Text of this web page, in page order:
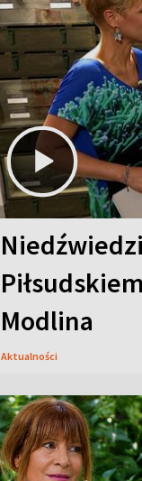
Modlina
Aktualności